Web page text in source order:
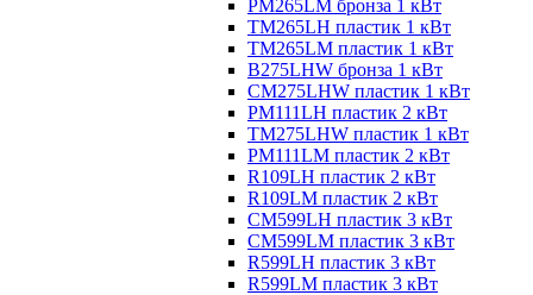
PM265LM бронза 1 кВт
TM265LH пластик 1 кВт
TM265LM пластик 1 кВт
B275LHW бронза 1 кВт
CM275LHW пластик 1 кВт
PM111LH пластик 2 кВт
TM275LHW пластик 1 кВт
PM111LM пластик 2 кВт
R109LH пластик 2 кВт
R109LM пластик 2 кВт
CM599LH пластик 3 кВт
CM599LM пластик 3 кВт
R599LH пластик 3 кВт
R599LM пластик 3 кВт